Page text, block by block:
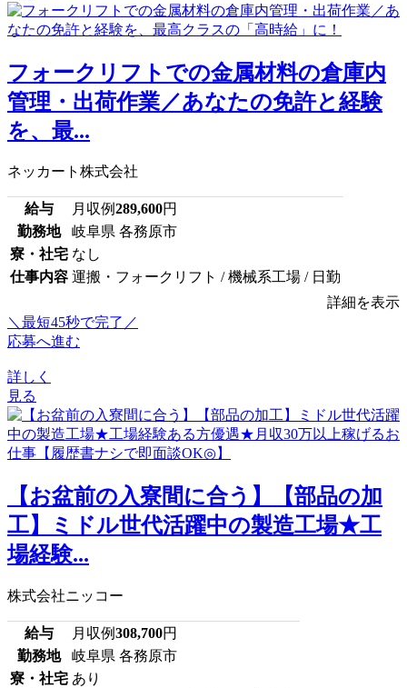
フォークリフトでの金属材料の倉庫内
管理・出荷作業／あなたの免許と経験
を、最...
ネッカート株式会社
給与 月収例289,600円
勤務地
岐阜県 各務原市
寮・社宅 なし
仕事内容 運搬・フォークリフト / 機械系工場 / 日勤
詳細を表示
＼最短45秒で完了／
応募へ進む
詳しく
見る
【お盆前の入寮間に合う】【部品の加
工】ミドル世代活躍中の製造工場★工
場経験...
株式会社ニッコー
給与 月収例308,700円
勤務地
岐阜県 各務原市
寮・社宅 あり